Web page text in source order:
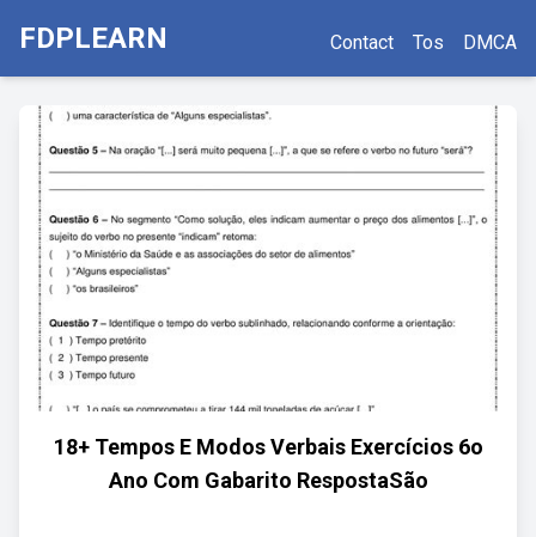
FDPLEARN Contact Tos DMCA
18+ Tempos E Modos Verbais Exercícios 6o
Ano Com Gabarito RespostaSão